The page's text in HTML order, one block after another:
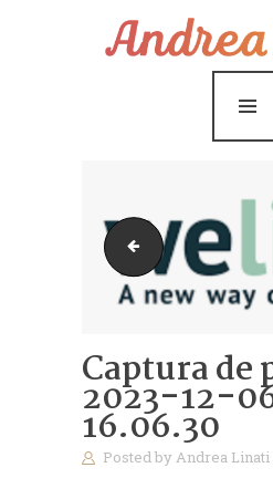
¿Cómo
Servicios
Coaching
Contáctame
Blog
Captura de pantalla
Captura de
2023-12-
16.06.30
Posted byAndrea Linati